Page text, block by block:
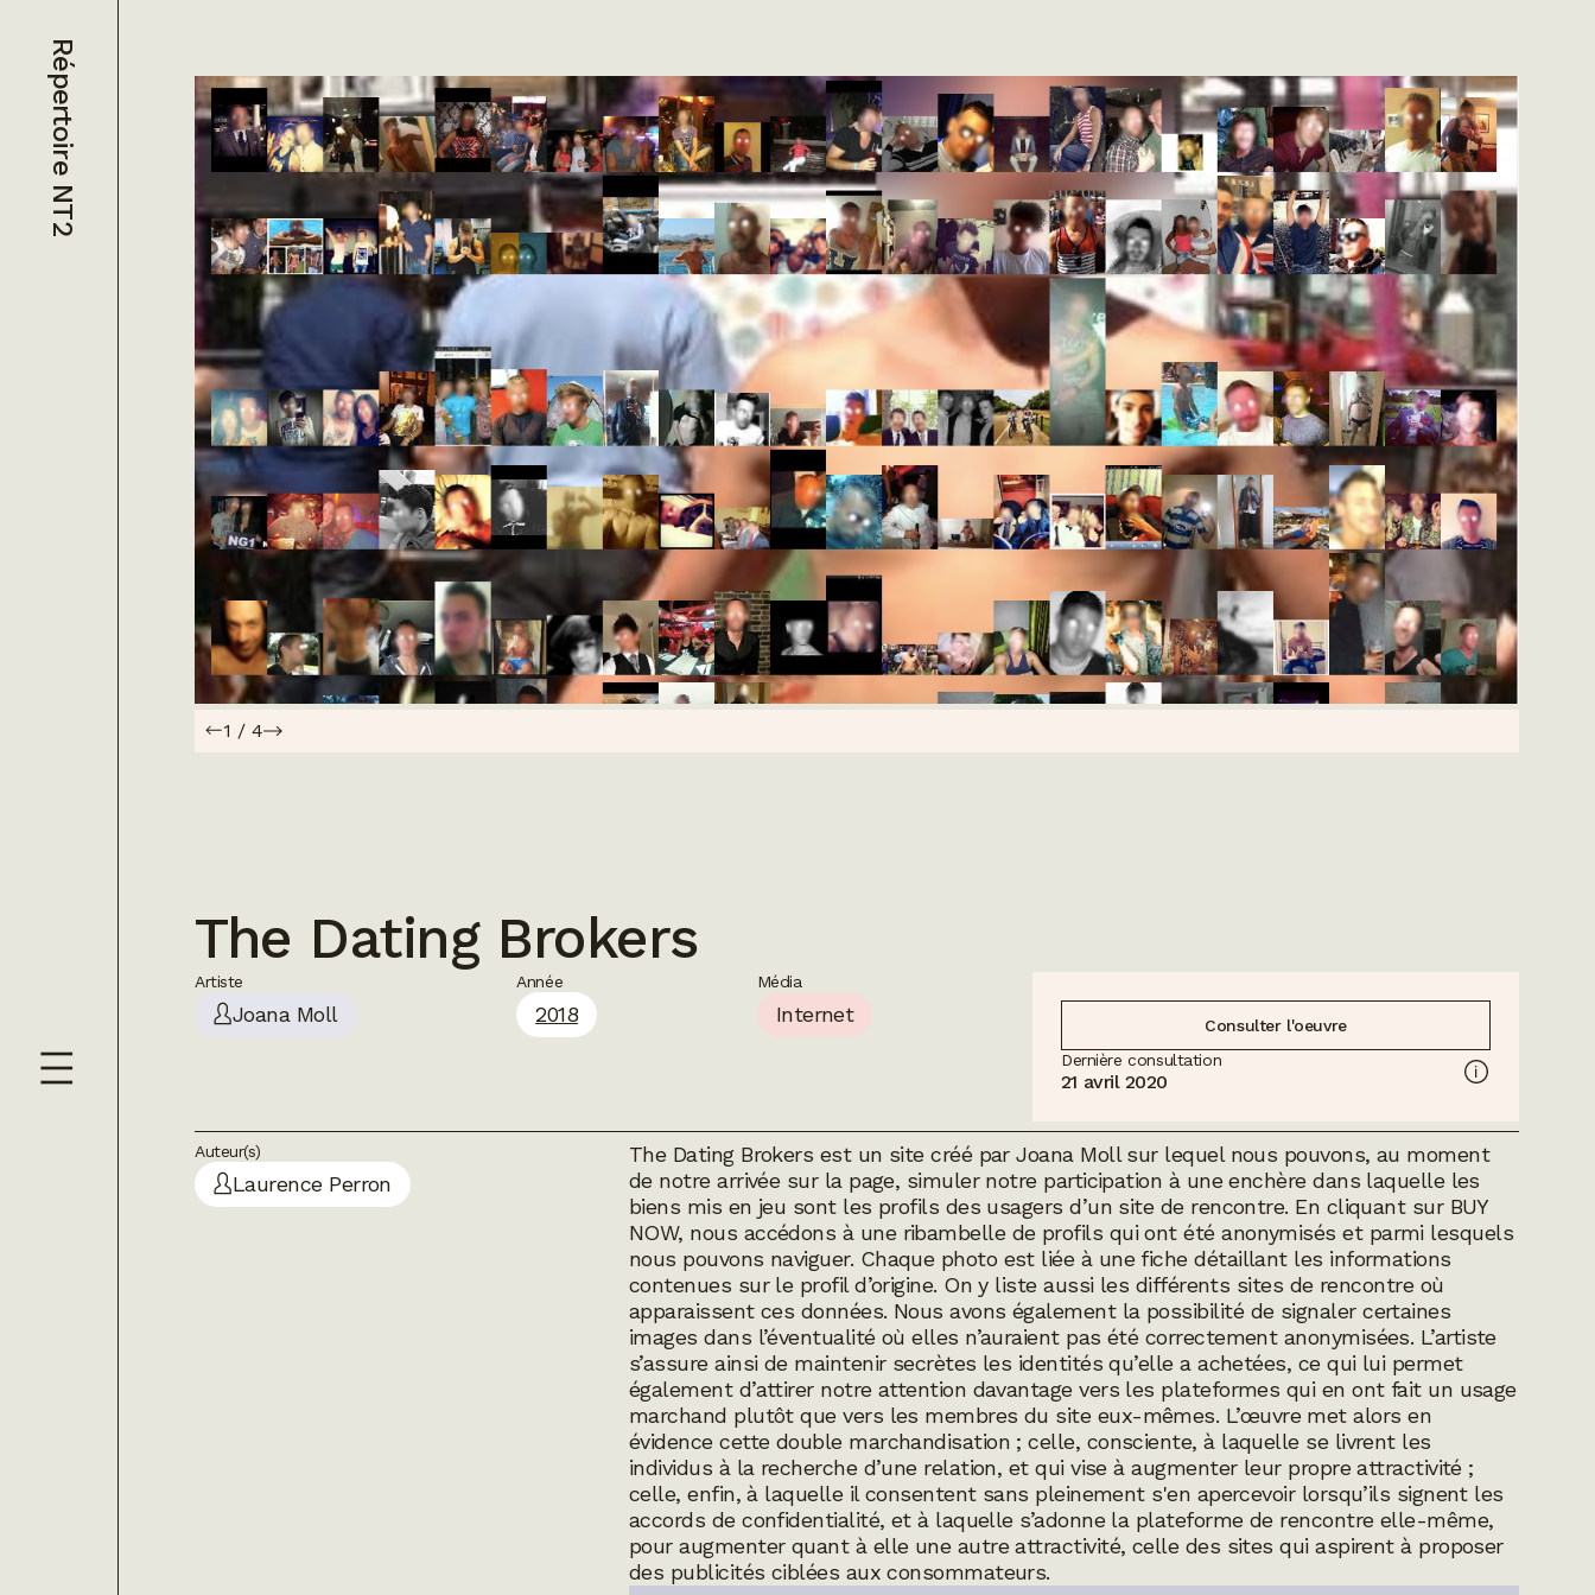
Répertoire NT2
1 / 4
The Dating Brokers
Artiste
Joana Moll
Année
2018
Média
Internet
Consulter l'oeuvre
Dernière consultation
21 avril 2020
Auteur(s)
Laurence Perron
The Dating Brokers est un site créé par Joana Moll sur lequel nous pouvons, au moment
de notre arrivée sur la page, simuler notre participation à une enchère dans laquelle les
biens mis en jeu sont les profils des usagers d’un site de rencontre. En cliquant sur BUY
NOW, nous accédons à une ribambelle de profils qui ont été anonymisés et parmi lesquels
nous pouvons naviguer. Chaque photo est liée à une fiche détaillant les informations
contenues sur le profil d’origine. On y liste aussi les différents sites de rencontre où
apparaissent ces données. Nous avons également la possibilité de signaler certaines
images dans l’éventualité où elles n’auraient pas été correctement anonymisées. L’artiste
s’assure ainsi de maintenir secrètes les identités qu’elle a achetées, ce qui lui permet
également d’attirer notre attention davantage vers les plateformes qui en ont fait un usage
marchand plutôt que vers les membres du site eux-mêmes. L’œuvre met alors en
évidence cette double marchandisation ; celle, consciente, à laquelle se livrent les
individus à la recherche d’une relation, et qui vise à augmenter leur propre attractivité ;
celle, enfin, à laquelle il consentent sans pleinement s'en apercevoir lorsqu’ils signent les
accords de confidentialité, et à laquelle s’adonne la plateforme de rencontre elle-même,
pour augmenter quant à elle une autre attractivité, celle des sites qui aspirent à proposer
des publicités ciblées aux consommateurs.